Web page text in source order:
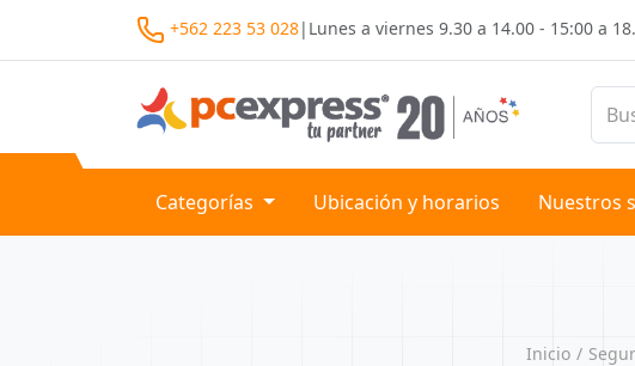
+562 223 53 028| Lunes a viernes 9.30 a 14.00 - 15:00 a
Categorías Ubicación y horarios Nuestros
Inicio